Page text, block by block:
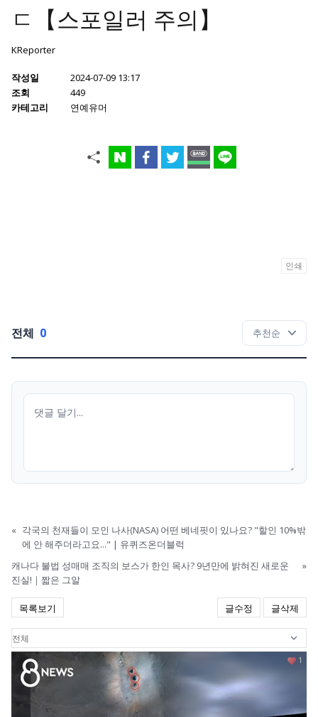
ㄷ【스포일러 주의】
KReporter
작성일
2024-07-09 13:17
조회
449
카테고리
연예유머
인쇄
전체 0
« 각국의 천재들이 모인 나사(NASA) 어떤 베네핏이 있나요? "할인 10%밖
에 안 해주더라고요..." | 유퀴즈온더블럭
캐나다 불법 성매매 조직의 보스가 한인 목사? 9년만에 밝혀진 새로운
진실!｜짧은 그알
»
목록보기 글수정 글삭제
1